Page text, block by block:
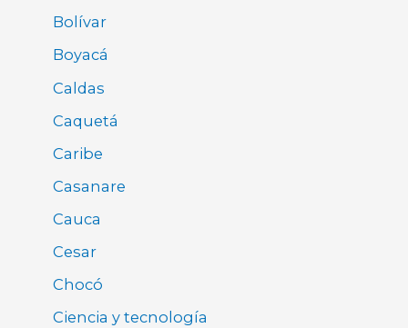
Bolívar
Boyacá
Caldas
Caquetá
Caribe
Casanare
Cauca
Cesar
Chocó
Ciencia y tecnología